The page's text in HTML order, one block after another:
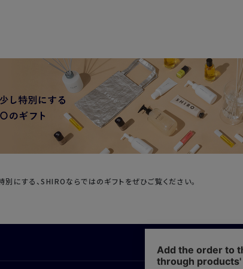
別にする、SHIROならではのギフトをぜひご覧ください。